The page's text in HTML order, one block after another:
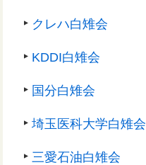
クレハ白雉会
KDDI白雉会
国分白雉会
埼玉医科大学白雉会
三愛石油白雉会